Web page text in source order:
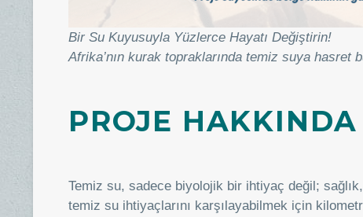
Bir Su Kuyusuyla Yüzlerce Hayatı Değiştirin!
Afrika’nın kurak topraklarında temiz suya
PROJE HAKKINDA
Temiz su, sadece biyolojik bir ihtiyaç değil;
temiz su ihtiyaçlarını karşılayabilmek için